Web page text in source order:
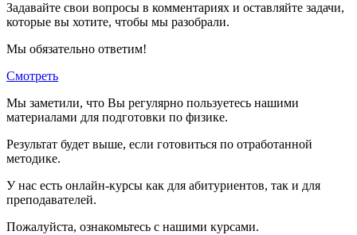
Задавайте свои вопросы в комментариях и оставляйте задачи,
которые вы хотите, чтобы мы разобрали.
Мы обязательно ответим!
Смотреть
Мы заметили, что Вы регулярно пользуетесь нашими
материалами для подготовки по физике.
Результат будет выше, если готовиться по отработанной
методике.
У нас есть онлайн-курсы как для абитуриентов, так и для
преподавателей.
Пожалуйста, ознакомьтесь с нашими курсами.